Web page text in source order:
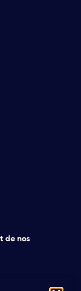
de nos